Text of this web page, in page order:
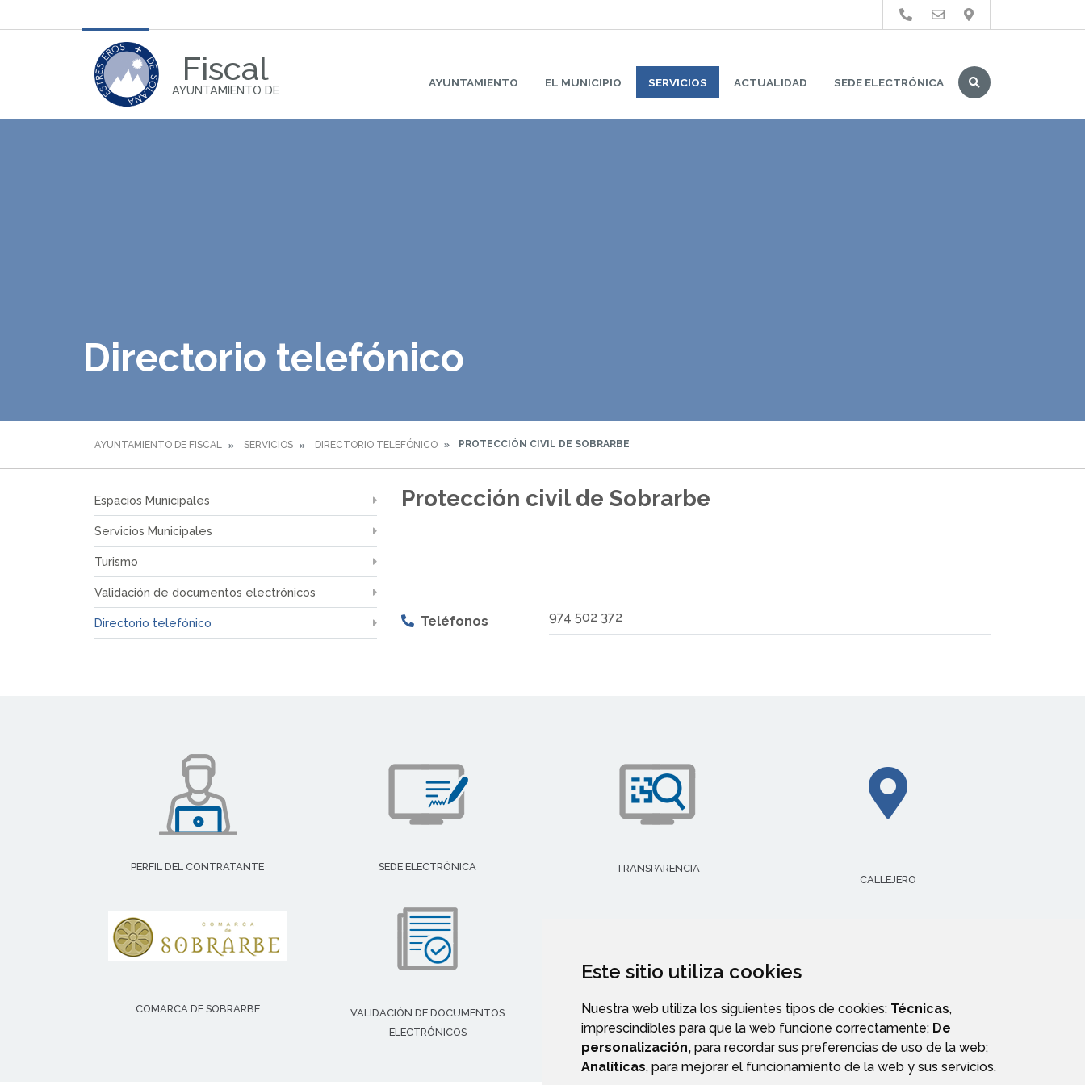
Este sitio utiliza cookies
Nuestra web utiliza los siguientes tipos de cookies: Técnicas,
imprescindibles para que la web funcione correctamente; De
personalización, para recordar sus preferencias de uso de la web;
Analíticas, para mejorar el funcionamiento de la web y sus servicios.
Fiscal
AYUNTAMIENTO DE
AYUNTAMIENTO EL MUNICIPIO SERVICIOS ACTUALIDAD SEDE ELECTRÓNICA
Buscar
Directorio telefónico
AYUNTAMIENTO DE FISCAL SERVICIOS DIRECTORIO TELEFÓNICO PROTECCIÓN CIVIL DE SOBRARBE
Espacios Municipales
Servicios Municipales
Turismo
Validación de documentos electrónicos
Directorio telefónico
Protección civil de Sobrarbe
Teléfonos 974 502 372
PERFIL DEL CONTRATANTE SEDE ELECTRÓNICA
TRANSPARENCIA
CALLEJERO
COMARCA DE SOBRARBE
VALIDACIÓN DE DOCUMENTOS
ELECTRÓNICOS